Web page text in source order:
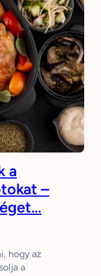
a
–
hogy az
a